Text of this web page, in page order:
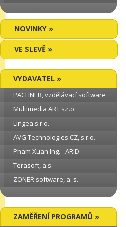
NOVINKY »
VE SLEVĚ »
VYDAVATEL »
PACHNER, vzdělávací software
Multimedia ART s.r.o.
Lingea s.r.o.
AVG Technologies CZ, s.r.o.
Pham Xuan Ing. - ARID
Terasoft, a.s.
ZONER software, a. s.
ZAMĚŘENÍ PROGRAMŮ »